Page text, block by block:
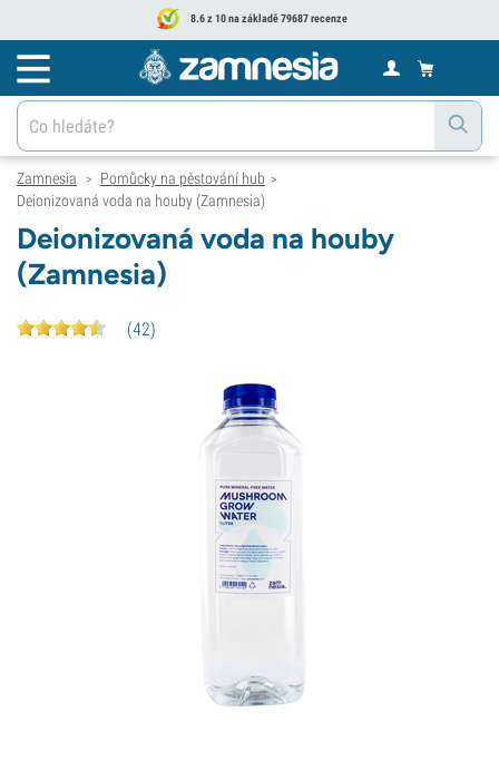
8.6 z 10 na základě 79687 recenze
Zamnesia > Pomůcky na pěstování hub >
Deionizovaná voda na houby (Zamnesia)
Deionizovaná voda na houby
(Zamnesia)
(42)